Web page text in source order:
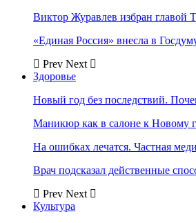
Виктор Журавлев избран главой
«Единая Россия» внесла в
Prev Next
Здоровье
Новый год без последствий.
Маникюр как в салоне к Новому
На ошибках лечатся. Частная
Врач подсказал действенные
Prev Next
Культура